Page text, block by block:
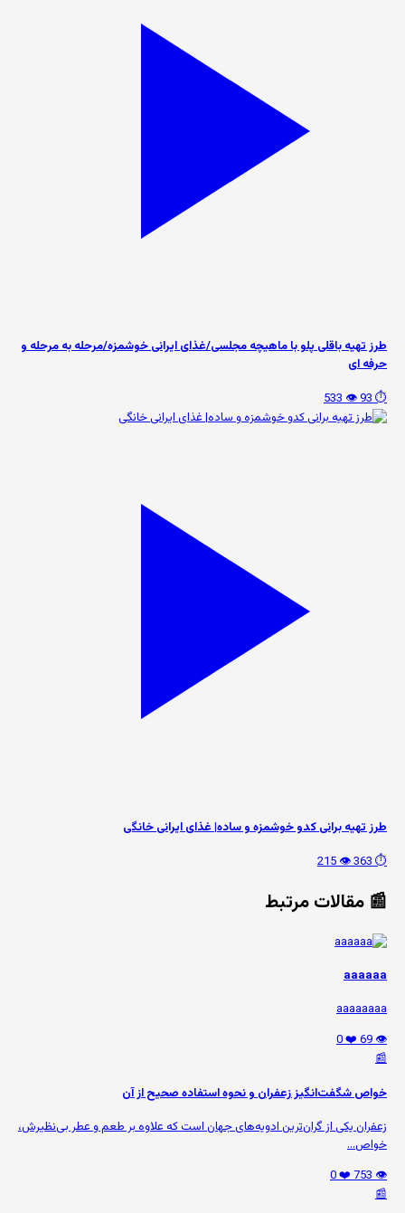
طرز تهیه باقلی پلو با ماهیچه مجلسی/غذای ایرانی خوشمزه/مرحله به مرحله و
حرفه ای
⏱️ 93
👁️ 533
طرز تهیه برانی کدو خوشمزه و ساده| غذای ایرانی خانگی
⏱️ 363
👁️ 215
📰 مقالات مرتبط
aaaaaa
aaaaaaaa
👁️ 69
❤️ 0
📰
خواص شگفت‌انگیز زعفران و نحوه استفاده صحیح از آن
زعفران یکی از گران‌ترین ادویه‌های جهان است که علاوه بر طعم و عطر بی‌نظیرش،
خواص...
👁️ 753
❤️ 0
📰